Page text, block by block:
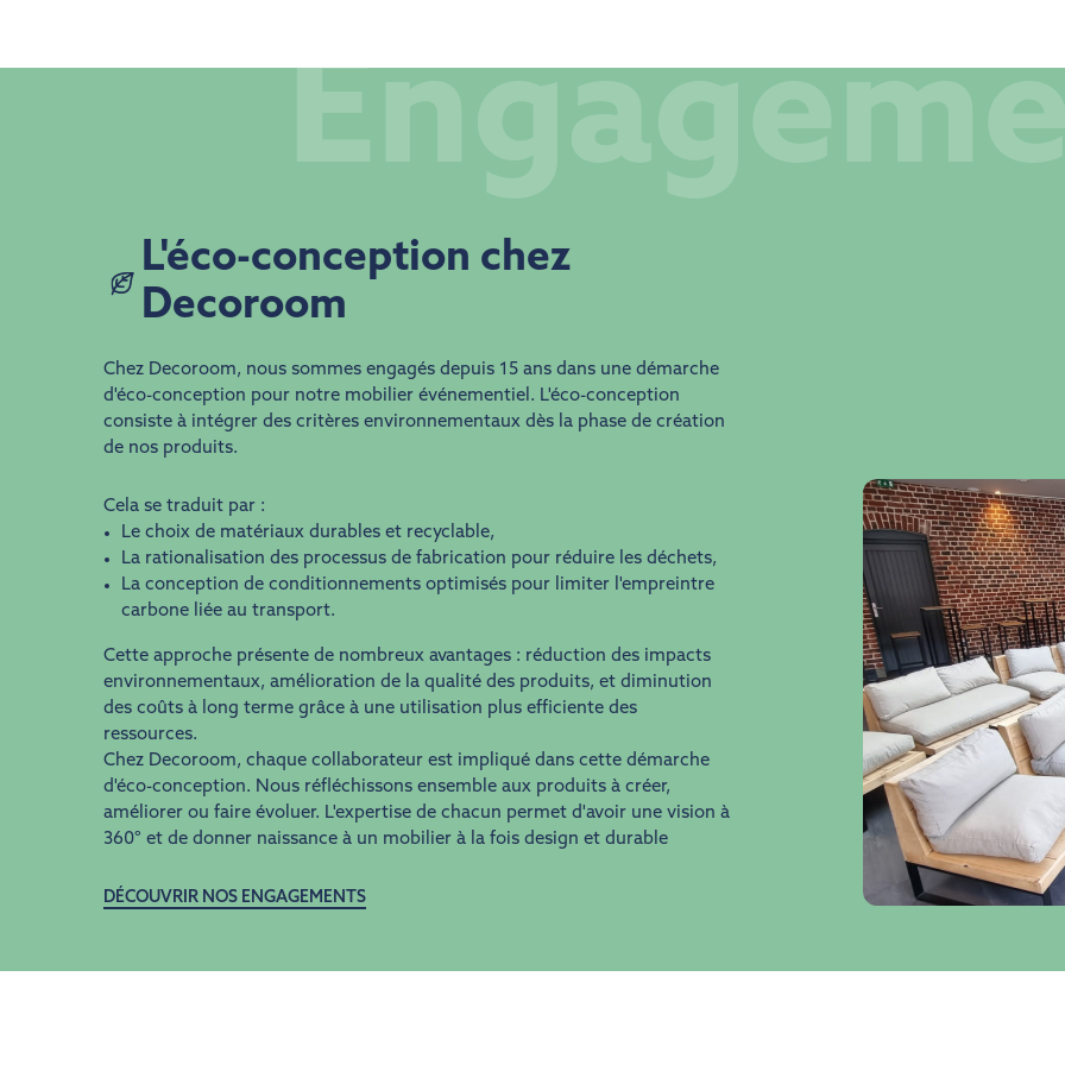
​​L'éco-conception chez
Decoroom
Chez Decoroom, nous sommes engagés depuis 15 ans dans une démarche
d'éco-conception pour notre mobilier événementiel. L'éco-conception
consiste à intégrer des critères environnementaux dès la phase de création
de nos produits.
Cela se traduit par :
Le choix de matériaux durables et recyclable,
La rationalisation des processus de fabrication pour réduire les déchets,
La conception de conditionnements optimisés pour limiter l'empreintre
carbone liée au transport.
Cette approche présente de nombreux avantages : réduction des impacts
environnementaux, amélioration de la qualité des produits, et diminution
des coûts à long terme grâce à une utilisation plus efficiente des
ressources.
Chez Decoroom, chaque collaborateur est impliqué dans cette démarche
d'éco-conception. Nous réfléchissons ensemble aux produits à créer,
améliorer ou faire évoluer. L'expertise de chacun permet d'avoir une vision à
360° et de donner naissance à un mobilier à la fois design et durable
DÉCOUVRIR NOS ENGAGEMENTS